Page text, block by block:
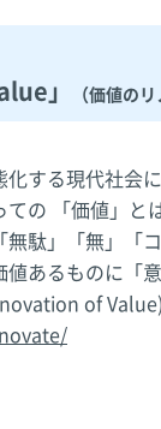
」 （価値の
する現代社会
の 「価値」
駄」「無」「
値あるものに
of